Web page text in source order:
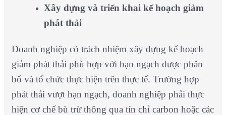
Xây dựng và triển khai kế hoạch giảm
phát thải
Doanh nghiệp có trách nhiệm xây dựng kế hoạch
giảm phát thải phù hợp với hạn ngạch được phân
bổ và tổ chức thực hiện trên thực tế. Trường hợp
phát thải vượt hạn ngạch, doanh nghiệp phải thực
hiện cơ chế bù trừ thông qua tín chỉ carbon hoặc các